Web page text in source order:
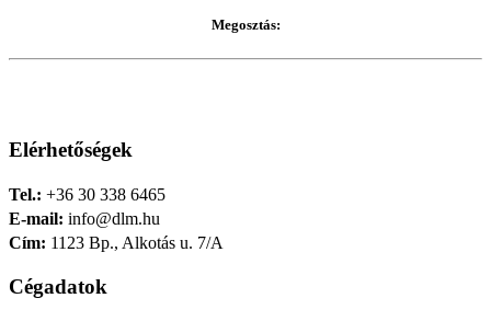
Megosztás:
Elérhetőségek
Tel.: +36 30 338 6465
E-mail: info@dlm.hu
Cím: 1123 Bp., Alkotás u. 7/A
Cégadatok